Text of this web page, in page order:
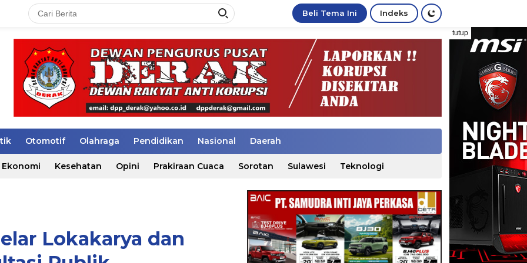
Beli Tema Ini Indeks
tutup
Otomotif Olahraga Pendidikan Nasional Daerah
Ekonomi Kesehatan Opini Prakiraan Cuaca Sorotan Sulawesi Teknologi
Lokakarya dan